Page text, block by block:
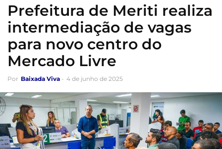
Prefeitura de Meriti realiza
intermediação de vagas
para novo centro do
Mercado Livre
Por Baixada Viva - 4 de junho de 2025